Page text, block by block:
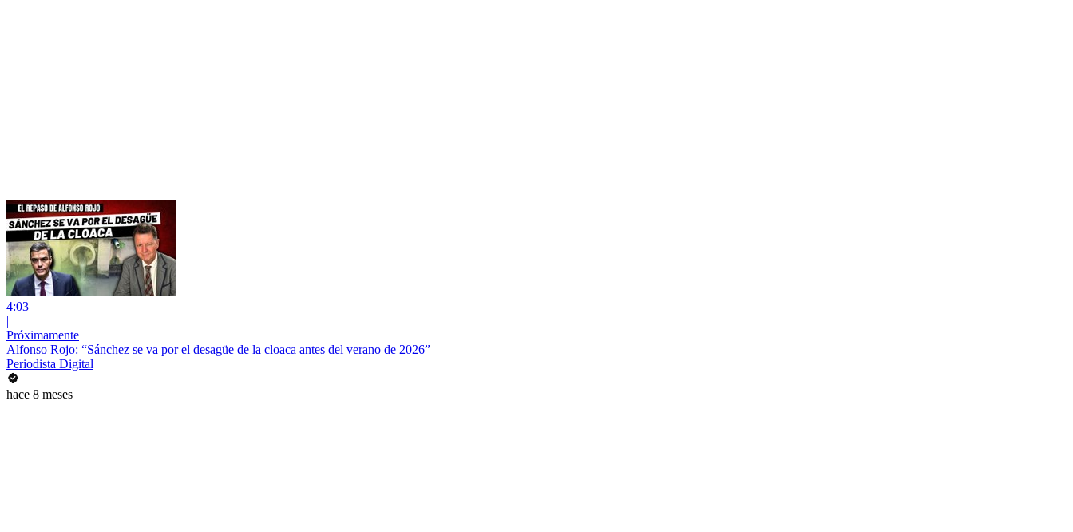
4:03
|
Próximamente
Alfonso Rojo: “Sánchez se va por el desagüe de la cloaca antes del verano de 2026”
Periodista Digital
hace 8 meses